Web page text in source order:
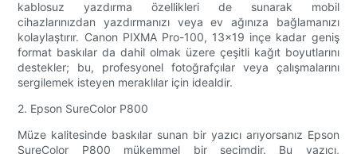
kablosuz yazdırma özellikleri de sunarak mobil
cihazlarınızdan yazdırmanızı veya ev ağınıza bağlamanızı
kolaylaştırır. Canon PIXMA Pro-100, 13x19 inçe kadar geniş
format baskılar da dahil olmak üzere çeşitli kağıt boyutlarını
destekler; bu, profesyonel fotoğrafçılar veya çalışmalarını
sergilemek isteyen meraklılar için idealdir.
2. Epson SureColor P800
Müze kalitesinde baskılar sunan bir yazıcı arıyorsanız Epson
SureColor P800 mükemmel bir seçimdir. Bu yazıcı,